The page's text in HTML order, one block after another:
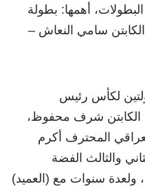
أهمها: بطولة
الكابتن سامي النعاش –
لكأس رئيس
الكابتن شرف محفوظ،
المحترف أكرم
والثالث الفضة
ولعدة سنوات مع (العميد)